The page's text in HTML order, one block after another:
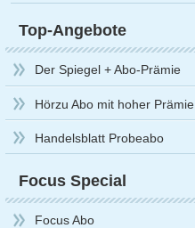
Top-Angebote
Der Spiegel + Abo-Prämie
Hörzu Abo mit hoher Prämie
Handelsblatt Probeabo
Focus Special
Focus Abo